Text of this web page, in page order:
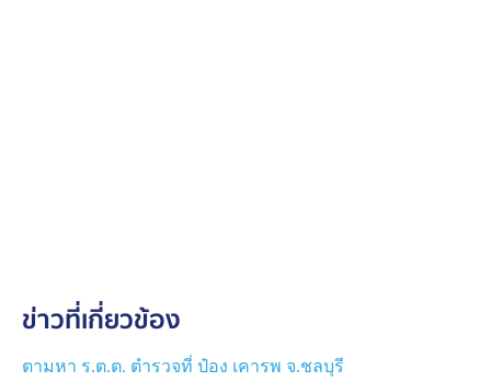
แห่งหนึ่ง ที่ตำบลสุรศักดิ์ อำเภอศรีราชา จังหวัดชลบุรี ทำให้
สดจากโซเชียล และเห็นรถจักรยานยนต์ของบุตรชาย จอด
ข่าวที่เกี่ยวข้อง
ตามหา ร.ต.ต. ตำรวจที่ ป๋อง เคารพ จ.ชลบุรี